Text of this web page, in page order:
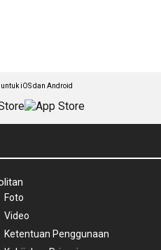
iOS dan Android
Foto
Video
Ketentuan Penggunaan